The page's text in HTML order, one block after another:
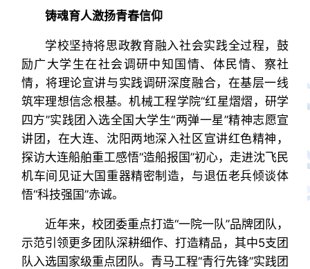
铸魂育人激扬青春信仰
学校坚持将思政教育融入社会实践全过程，鼓
励广大学生在社会调研中知国情、体民情、察社
情，将理论宣讲与实践调研深度融合，在基层一线
筑牢理想信念根基。机械工程学院“红星熠熠，研学
四方”实践团入选全国大学生“两弹一星”精神志愿宣
讲团，在大连、沈阳两地深入社区宣讲红色精神，
探访大连船舶重工感悟“造船报国”初心，走进沈飞民
机车间见证大国重器精密制造，与退伍老兵倾谈体
悟“科技强国”赤诚。
近年来，校团委重点打造“一院一队”品牌团队，
示范引领更多团队深耕细作、打造精品，其中5支团
队入选国家级重点团队。青马工程“青行先锋”实践团